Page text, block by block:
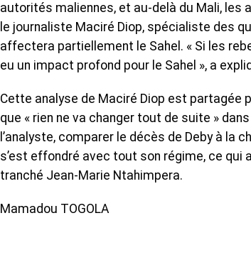
autorités maliennes, et au-delà du Mali, les
le journaliste Maciré Diop, spécialiste des
affectera partiellement le Sahel. « Si les
eu un impact profond pour le Sahel », a
Cette analyse de Maciré Diop est partagée
que « rien ne va changer tout de suite »
l’analyste, comparer le décès de Deby à la
s’est effondré avec tout son régime, ce qui
tranché Jean-Marie Ntahimpera.
Mamadou TOGOLA